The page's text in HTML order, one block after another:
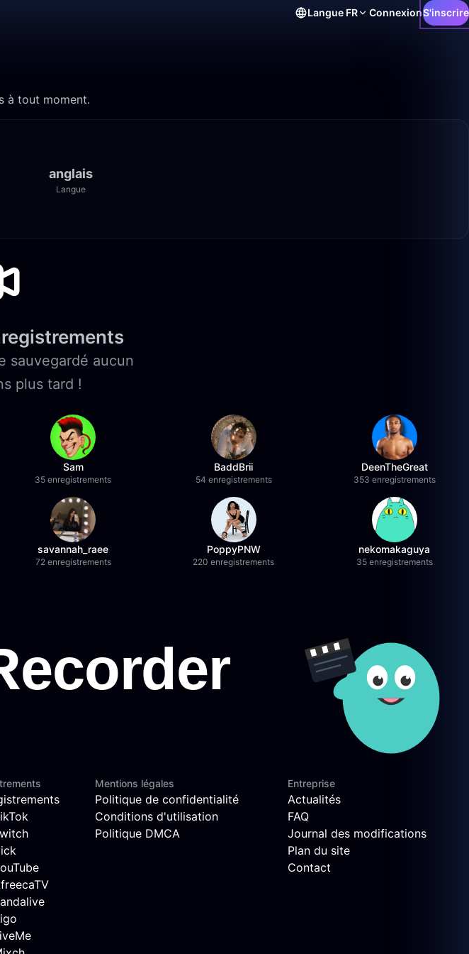
Langue FR ConnexionS'inscrire
à tout moment.
anglais
Langue
sauvegardé aucun
plus tard !
Sam
35 enregistrements
BaddBrii
54 enregistrements
DeenTheGreat
353 enregistrements
savannah_raee
72 enregistrements
PoppyPNW
220 enregistrements
nekomakaguya
35 enregistrements
Mentions légales
Politique de confidentialité
Conditions d'utilisation
Politique DMCA
Entreprise
Actualités
FAQ
Journal des modifications
Plan du site
Contact